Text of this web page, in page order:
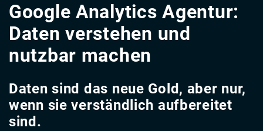
Google Analytics Agentur:
Daten verstehen und
nutzbar machen
Daten sind das neue Gold, aber nur,
wenn sie verständlich aufbereitet
sind.